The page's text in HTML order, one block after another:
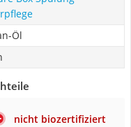
Öl
nicht biozertifiziert